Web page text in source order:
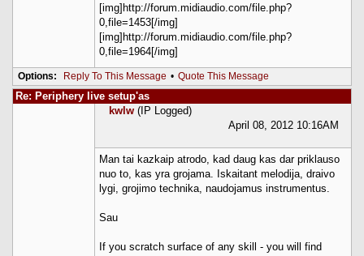
[img]http://forum.midiaudio.com/file.php?
0,file=1453[/img]
[img]http://forum.midiaudio.com/file.php?
0,file=1964[/img]
Options: Reply To This Message • Quote This Message
Re: Periphery live setup'as
kwlw (IP Logged)
April 08, 2012 10:16AM
Man tai kazkaip atrodo, kad daug kas dar priklauso
nuo to, kas yra grojama. Iskaitant melodija, draivo
lygi, grojimo technika, naudojamus instrumentus.
Sau
If you scratch surface of any skill - you will find